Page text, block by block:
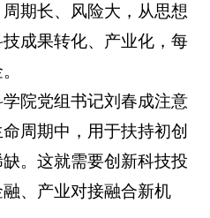
期长、风险大，从思想
成果转化、产业化，每
院党组书记刘春成注意
周期中，用于扶持初创
。这就需要创新科技投
、产业对接融合新机